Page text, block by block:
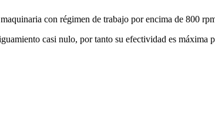
con régimen de trabajo por encima de 800
casi nulo, por tanto su efectividad es